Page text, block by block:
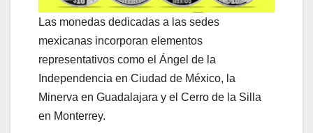
Las monedas dedicadas a las sedes
mexicanas incorporan elementos
representativos como el Ángel de la
Independencia en Ciudad de México, la
Minerva en Guadalajara y el Cerro de la Silla
en Monterrey.